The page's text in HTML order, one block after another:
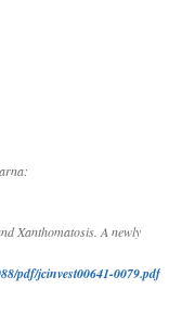
Xanthomatosis. A newly
pdf/jcinvest00641-0079.pdf